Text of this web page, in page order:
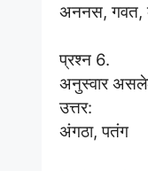
अननस, गवत,
प्रश्न 6.
अनुस्वार
उत्तर:
अंगठा, पतंग